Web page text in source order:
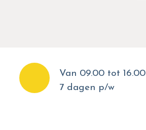
Van 09.00 tot 16.00
7 dagen p/w